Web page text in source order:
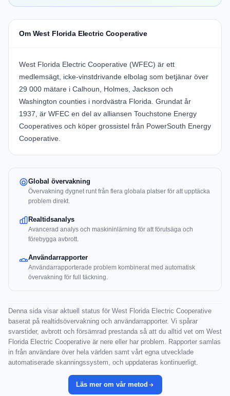
Om West Florida Electric Cooperative
West Florida Electric Cooperative (WFEC) är ett
medlemsägt, icke-vinstdrivande elbolag som betjänar över
29 000 mätare i Calhoun, Holmes, Jackson och
Washington counties i nordvästra Florida. Grundat år
1937, är WFEC en del av alliansen Touchstone Energy
Cooperatives och köper grossistel från PowerSouth Energy
Cooperative.
Global övervakning
Övervakning dygnet runt från flera globala platser för att upptäcka
problem direkt.
Realtidsanalys
Avancerad analys och maskininlärning för att förutsäga och
förebygga avbrott.
Användarrapporter
Användarrapporterade problem kombinerat med automatisk
övervakning för full täckning.
Denna sida visar aktuell status för West Florida Electric Cooperative
baserat på realtidsövervakning och användarrapporter. Vi spårar
svarstider, avbrott och försämrad prestanda så att du alltid vet om West
Florida Electric Cooperative är nere eller har problem. Rapporter samlas
in från användare över hela världen samt vårt egna utvecklade
automatiserade skanningssystem, och uppdateras kontinuerligt.
Läs mer om vår metod